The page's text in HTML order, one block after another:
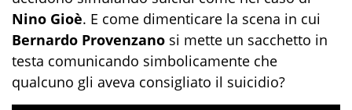
Nino Gioè. E come dimenticare la scena in cui
Bernardo Provenzano si mette un sacchetto in
testa comunicando simbolicamente che
qualcuno gli aveva consigliato il suicidio?